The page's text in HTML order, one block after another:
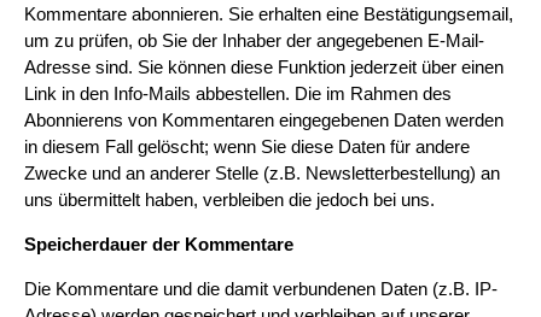
Kommentare abonnieren. Sie erhalten eine Bestätigungsemail,
um zu prüfen, ob Sie der Inhaber der angegebenen E-Mail-
Adresse sind. Sie können diese Funktion jederzeit über einen
Link in den Info-Mails abbestellen. Die im Rahmen des
Abonnierens von Kommentaren eingegebenen Daten werden
in diesem Fall gelöscht; wenn Sie diese Daten für andere
Zwecke und an anderer Stelle (z.B. Newsletterbestellung) an
uns übermittelt haben, verbleiben die jedoch bei uns.
Speicherdauer der Kommentare
Die Kommentare und die damit verbundenen Daten (z.B. IP-